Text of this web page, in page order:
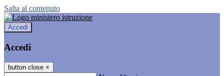
Salta al contenuto
Accedi
Accedi
button close ×